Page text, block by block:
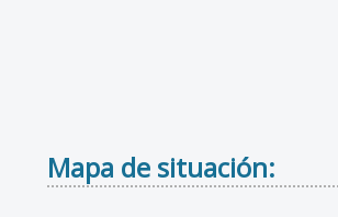
Mapa de situación: